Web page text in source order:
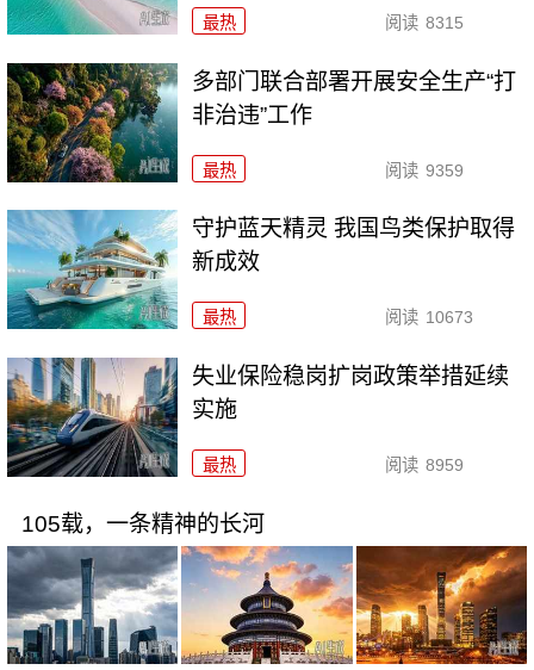
最热 阅读 8315
多部门联合部署开展安全生产“打
非治违”工作
最热 阅读 9359
守护蓝天精灵 我国鸟类保护取得
新成效
最热 阅读 10673
失业保险稳岗扩岗政策举措延续
实施
最热 阅读 8959
105载，一条精神的长河